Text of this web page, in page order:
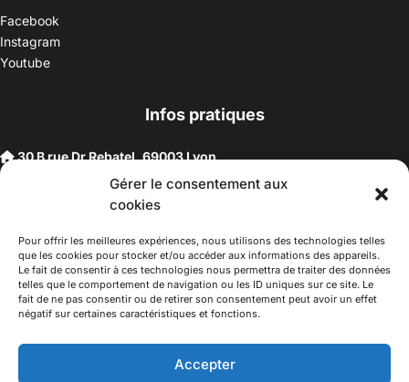
Gérer le consentement aux
cookies
Pour offrir les meilleures expériences, nous utilisons des technologies telles
que les cookies pour stocker et/ou accéder aux informations des appareils.
Le fait de consentir à ces technologies nous permettra de traiter des données
telles que le comportement de navigation ou les ID uniques sur ce site. Le
fait de ne pas consentir ou de retirer son consentement peut avoir un effet
négatif sur certaines caractéristiques et fonctions.
Accepter
Facebook
Instagram
Youtube
Infos pratiques
30 B rue Dr Rebatel, 69003 Lyon
(adresse postale : 62 rue St Maximin, 69003 Lyon)
à 100 mètres du métro D Monplaisir Lumière, T3 Dauphiné
Horaires d’ouverture :
Du mardi au vendredi 14h-19h
Samedi 10h –17h
Fermeture lundi
Téléphone :
04 78 53 06 40
Email : maisondesculturesasiatiques@asiexpo.com